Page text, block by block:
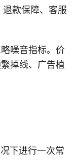
款保障、客服
噪音指标。价
掉线、广告植
下进行一次常